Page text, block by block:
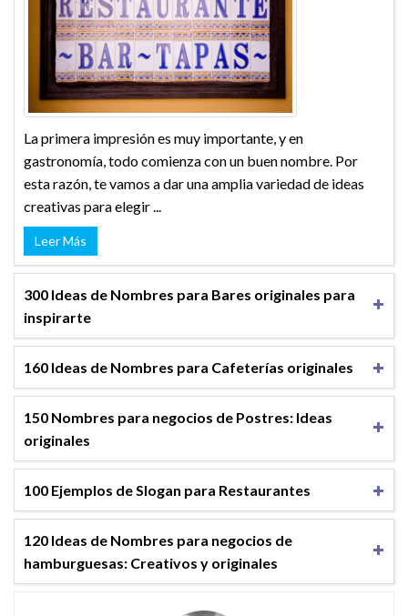
La primera impresión es muy importante, y en
gastronomía, todo comienza con un buen nombre. Por
esta razón, te vamos a dar una amplia variedad de ideas
creativas para elegir ...
Leer Más
300 Ideas de Nombres para Bares originales para
inspirarte
160 Ideas de Nombres para Cafeterías originales
150 Nombres para negocios de Postres: Ideas
originales
100 Ejemplos de Slogan para Restaurantes
120 Ideas de Nombres para negocios de
hamburguesas​: Creativos y originales